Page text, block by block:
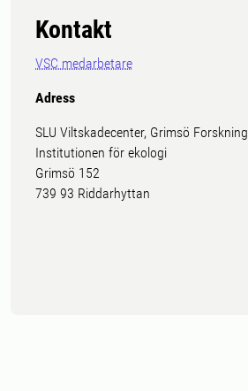
Kontakt
VSC medarbetare
Adress
SLU Viltskadecenter, Grimsö
Institutionen för ekologi
Grimsö 152
739 93 Riddarhyttan